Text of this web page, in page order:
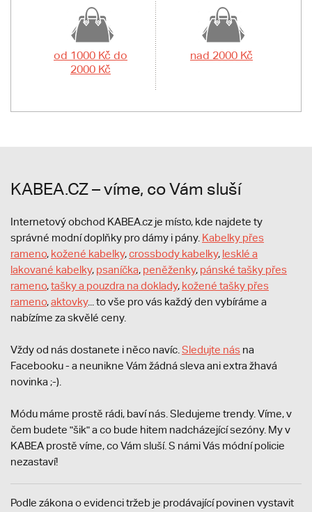
od 1000 Kč do
2000 Kč
nad 2000 Kč
KABEA.CZ – víme, co Vám sluší
Internetový obchod KABEA.cz je místo, kde najdete ty
správné modní doplňky pro dámy i pány. Kabelky přes
rameno, kožené kabelky,crossbody kabelky, lesklé a
lakované kabelky, psaníčka, peněženky, pánské tašky přes
rameno,tašky a pouzdra na doklady, kožené tašky přes
rameno,aktovky... to vše pro vás každý den vybíráme a
nabízíme za skvělé ceny.
Vždy od nás dostanete i něco navíc. Sledujte nás na
Facebooku - a neunikne Vám žádná sleva ani extra žhavá
novinka ;-).
Módu máme prostě rádi, baví nás. Sledujeme trendy. Víme, v
čem budete "šik" a co bude hitem nadcházející sezóny. My v
KABEA prostě víme, co Vám sluší. S námi Vás módní policie
nezastaví!
Podle zákona o evidenci tržeb je prodávající povinen vystavit